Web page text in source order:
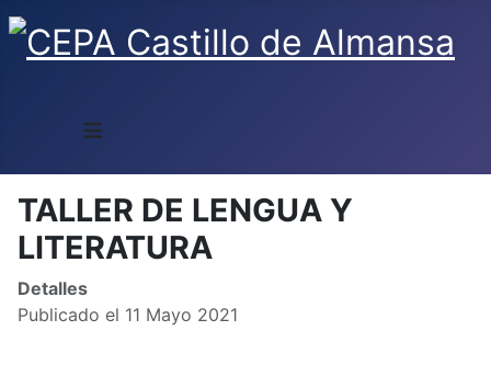
≡
TALLER DE LENGUA Y
LITERATURA
Detalles
Publicado el 11 Mayo 2021